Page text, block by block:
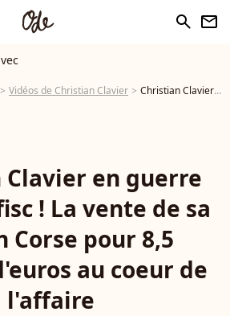
search newsletter
Vidéos de Christian Clavier Christian Clavier en guerre contre le fisc ! La vente de sa villa en Corse pour 8,5 millions d'euros au coeur de l'affaire - Vidéo
en guerre
! La vente de sa
Corse pour 8,5
au coeur de
l'affaire